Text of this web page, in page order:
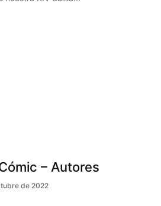
– Autores
de 2022